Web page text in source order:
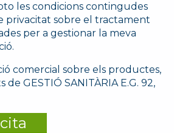
les condicions contingudes
privacitat sobre el tractament
per a gestionar la meva
comercial sobre els productes,
de GESTIÓ SANITÀRIA E.G. 92,